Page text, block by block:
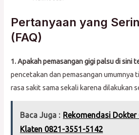
Pertanyaan yang
(FAQ)
1. Apakah pemasangan gigi palsu di sini
pencetakan dan pemasangan umumnya
rasa sakit sama sekali karena dilakukan
Baca Juga : Rekomendasi Dokter
Klaten 0821-3551-5142